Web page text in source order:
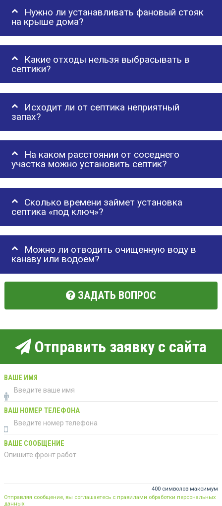
Нужно ли устанавливать фановый стояк
на крыше дома?
Какие отходы нельзя выбрасывать в
септики?
Исходит ли от септика неприятный
запах?
На каком расстоянии от соседнего
участка можно установить септик?
Сколько времени займет установка
септика «под ключ»?
Можно ли отводить очищенную воду в
канаву или водоем?
ЗАДАТЬ ВОПРОС
Отправить заявку с сайта
ВАШЕ ИМЯ
ВАШ НОМЕР ТЕЛЕФОНА
ВАШЕ СООБЩЕНИЕ
400 символов максимум
Отправляя сообщение, вы соглашаетесь с правилами обработки персональных
данных